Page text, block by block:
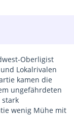
Oberligist
Lokalrivalen
kamen die
ungefährdeten
stark
wenig Mühe mit